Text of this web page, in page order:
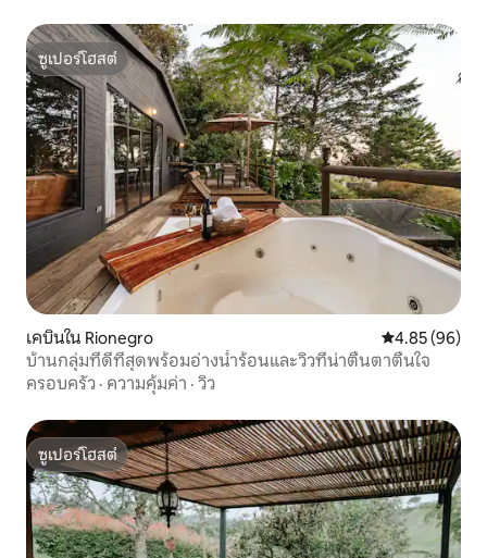
ซูเปอร์โฮสต์
ซูเปอร์โฮสต์
เคบินใน Rionegro คะแนนเฉลี่ย
4.85 (96)
บ้านกลุ่มที่ดีที่สุดพร้อมอ่างน้ำร้อนและวิวที่น่าตื่นตาตื่นใจ
ครอบครัว · ความคุ้มค่า · วิว
ซูเปอร์โฮสต์
ซูเปอร์โฮสต์